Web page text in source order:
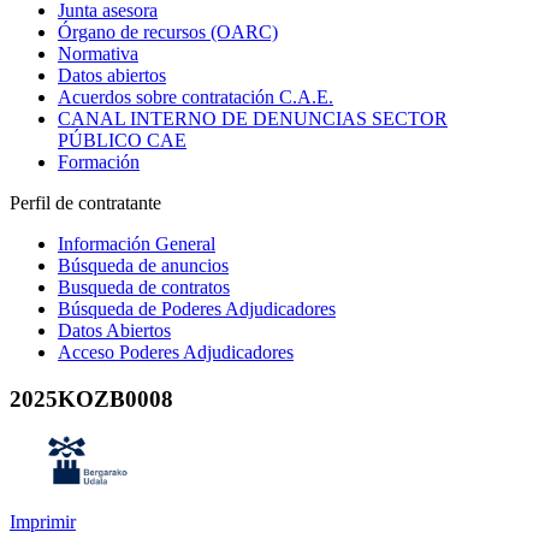
Junta asesora
Órgano de recursos (OARC)
Normativa
Datos abiertos
Acuerdos sobre contratación C.A.E.
CANAL INTERNO DE DENUNCIAS SECTOR
PÚBLICO CAE
Formación
Perfil de contratante
Información General
Búsqueda de anuncios
Busqueda de contratos
Búsqueda de Poderes Adjudicadores
Datos Abiertos
Acceso Poderes Adjudicadores
2025KOZB0008
Imprimir